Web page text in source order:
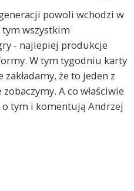
powoli wchodzi w
tym wszystkim
- najlepiej produkcje
W tym tygodniu karty
że to jeden z
A co właściwie
o tym i komentują Andrzej